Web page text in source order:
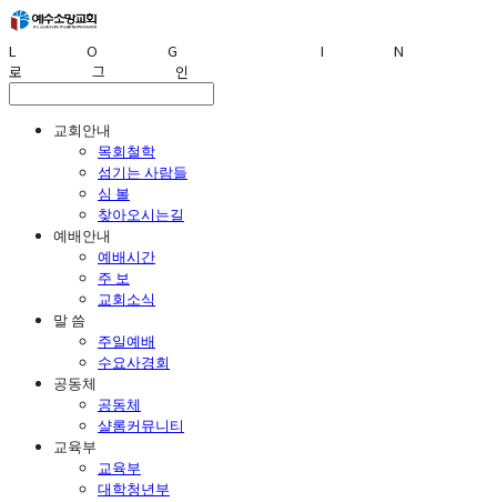
LOG IN
로그인
교회안내
목회철학
섬기는 사람들
심 볼
찾아오시는길
예배안내
예배시간
주 보
교회소식
말 씀
주일예배
수요사경회
공동체
공동체
샬롬커뮤니티
교육부
교육부
대학청년부